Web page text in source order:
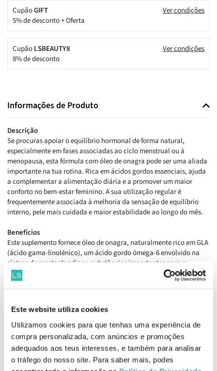
Este website utiliza cookies
Utilizamos cookies para que tenhas uma experiência de
compra personalizada, com anúncios e promoções
adequados aos teus interesses, e também para analisar
o tráfego do nosso site. Para saber mais, podes
CupãoGIFT
5% de desconto + Oferta
Ver condições
CupãoLSBEAUTY8
8% de desconto
Ver condições
Informações de Produto
Descrição
Se procuras apoiar o equilíbrio hormonal de forma natural,
especialmente em fases associadas ao ciclo menstrual ou à
menopausa, esta fórmula com óleo de onagra pode ser uma aliada
importante na tua rotina. Rica em ácidos gordos essenciais, ajuda
a complementar a alimentação diária e a promover um maior
conforto no bem-estar feminino. A sua utilização regular é
frequentemente associada à melhoria da sensação de equilíbrio
interno, pele mais cuidada e maior estabilidade ao longo do mês.
Benefícios
Este suplemento fornece óleo de onagra, naturalmente rico em GLA
(ácido gama-linolénico), um ácido gordo ómega-6 envolvido na
síntese de prostaglandinas, substâncias importantes para o
equilíbrio fisiológico feminino. A sua ação contribui para ajudar a
atenuar sintomas associados ao síndrome pré-menstrual, como
típicos da menopausa, incluindo alterações de humor e sensação
de calor. Para além do apoio hormonal, o GLA também
desempenha um papel na manutenção da integridade da pele,
contribuindo para uma aparência mais hidratada e saudável ao
longo do tempo.
Como tomar